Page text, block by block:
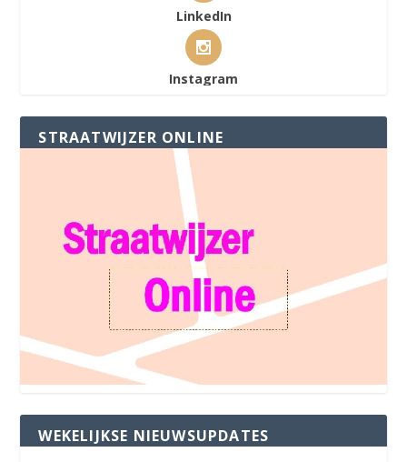
LinkedIn
Instagram
STRAATWIJZER ONLINE
WEKELIJKSE NIEUWSUPDATES